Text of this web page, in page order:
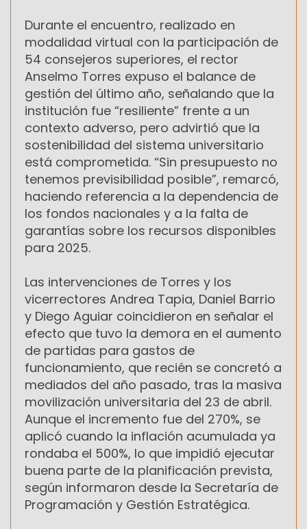
Durante el encuentro, realizado en
modalidad virtual con la participación de
54 consejeros superiores, el rector
Anselmo Torres expuso el balance de
gestión del último año, señalando que la
institución fue “resiliente” frente a un
contexto adverso, pero advirtió que la
sostenibilidad del sistema universitario
está comprometida. “Sin presupuesto no
tenemos previsibilidad posible”, remarcó,
haciendo referencia a la dependencia de
los fondos nacionales y a la falta de
garantías sobre los recursos disponibles
para 2025.
Las intervenciones de Torres y los
vicerrectores Andrea Tapia, Daniel Barrio
y Diego Aguiar coincidieron en señalar el
efecto que tuvo la demora en el aumento
de partidas para gastos de
funcionamiento, que recién se concretó a
mediados del año pasado, tras la masiva
movilización universitaria del 23 de abril.
Aunque el incremento fue del 270%, se
aplicó cuando la inflación acumulada ya
rondaba el 500%, lo que impidió ejecutar
buena parte de la planificación prevista,
según informaron desde la Secretaría de
Programación y Gestión Estratégica.